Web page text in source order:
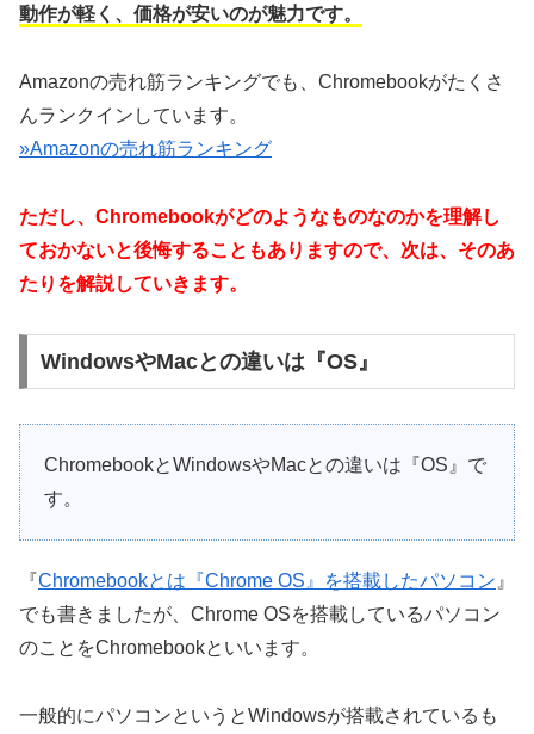
動作が軽く、価格が安いのが魅力です。
Amazonの売れ筋ランキングでも、Chromebookがたくさ
んランクインしています。
»Amazonの売れ筋ランキング
ただし、Chromebookがどのようなものなのかを理解し
ておかないと後悔することもありますので、次は、そのあ
たりを解説していきます。
WindowsやMacとの違いは『OS』
ChromebookとWindowsやMacとの違いは『OS』で
す。
『Chromebookとは『Chrome OS』を搭載したパソコン 』
でも書きましたが、Chrome OSを搭載しているパソコン
のことをChromebookといいます。
一般的にパソコンというとWindowsが搭載されているも